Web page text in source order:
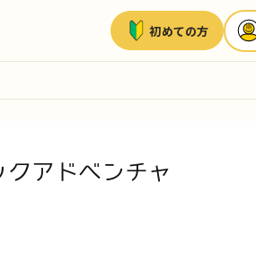
初めての方
クアドベンチャ